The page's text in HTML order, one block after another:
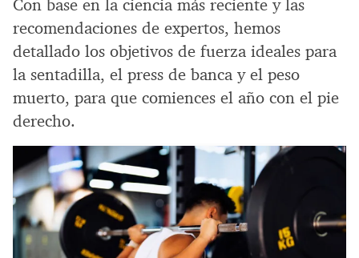
Con base en la ciencia más reciente y las
recomendaciones de expertos, hemos
detallado los objetivos de fuerza ideales para
la sentadilla, el press de banca y el peso
muerto, para que comiences el año con el pie
derecho.